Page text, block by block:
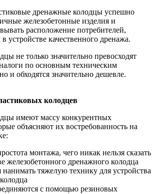
дренажные колодцы успешно
железобетонные изделия и
расположение потребителей,
устройстве качественного дренажа.
не только значительно превосходят
по основным техническим
и обходятся значительно дешевле.
колодцев
имеют массу конкурентных
объясняют их востребованность на
монтажа, чего никак нельзя сказать
железобетонного дренажного колодца
нанимать тяжелую технику для устройства
с помощью резиновых